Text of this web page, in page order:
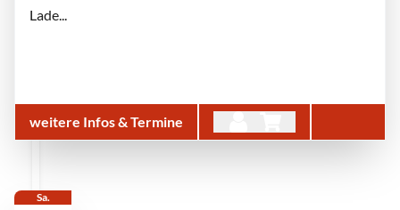
Lade...
weitere Infos & Termine
Sa.